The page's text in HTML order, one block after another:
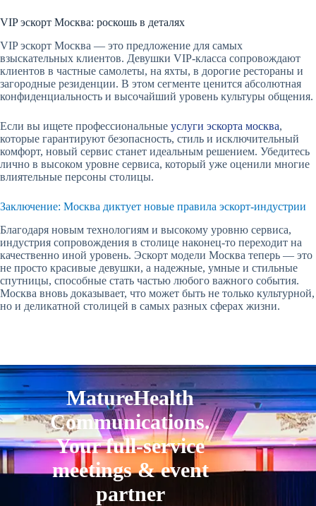
VIP эскорт Москва: роскошь в деталях
VIP эскорт Москва — это предложение для самых
взыскательных клиентов. Девушки VIP-класса сопровождают
клиентов в частные самолеты, на яхты, в дорогие рестораны и
загородные резиденции. В этом сегменте ценится абсолютная
конфиденциальность и высочайший уровень культуры общения.
Если вы ищете профессиональные услуги эскорта москва,
которые гарантируют безопасность, стиль и исключительный
комфорт, новый сервис станет идеальным решением. Убедитесь
лично в высоком уровне сервиса, который уже оценили многие
влиятельные персоны столицы.
Заключение: Москва диктует новые правила эскорт-индустрии
Благодаря новым технологиям и высокому уровню сервиса,
индустрия сопровождения в столице наконец-то переходит на
качественно иной уровень. Эскорт модели Москва теперь — это
не просто красивые девушки, а надежные, умные и стильные
спутницы, способные стать частью любого важного события.
Москва вновь доказывает, что может быть не только культурной,
но и деликатной столицей в самых разных сферах жизни.
MatureHealth
Communications.
Your full-service
meetings & event
partner